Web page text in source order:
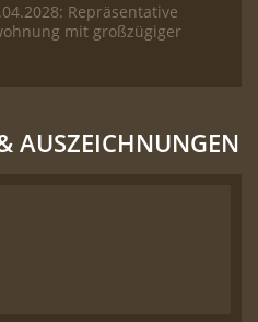
Repräsentative
mit großzügiger
AUSZEICHNUNGEN